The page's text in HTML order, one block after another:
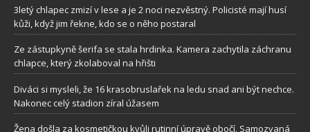
3letý chlapec zmizí v lese a je 2 noci nezvěstný. Policisté mají husí
kůži, když jim řekne, kdo se o něho postaral
Ze zástupkyně šerifa se stala hrdinka. Kamera zachytila záchranu
chlapce, který zkolaboval na hřišti
Diváci si mysleli, že 16 krasobruslařek na ledu snad ani být nechce.
Nakonec celý stadion zíral úžasem
Žena došla za kosmetičkou kvůli rutinní úpravě obočí. Samozvaná